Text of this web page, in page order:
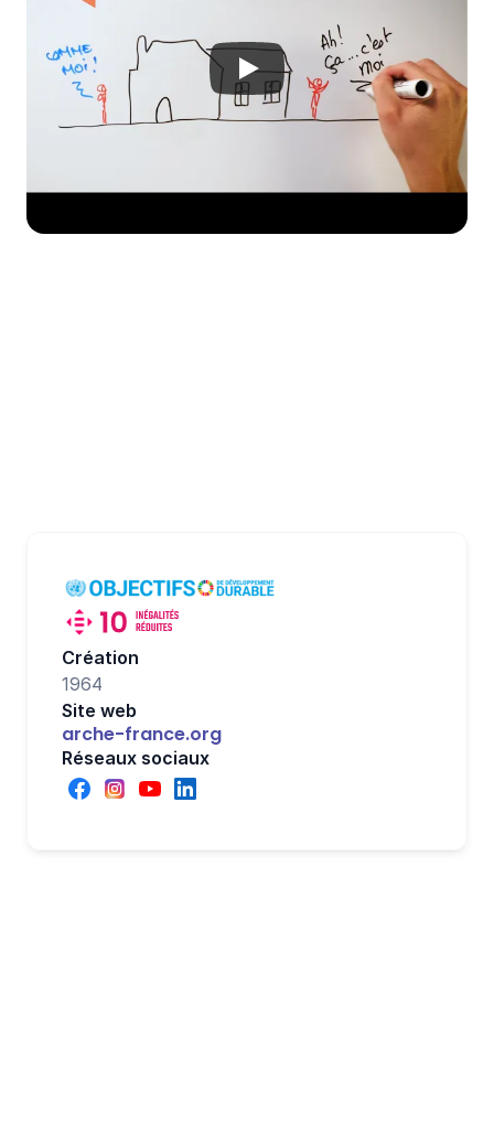
Création
1964
Site web
arche-france.org
Réseaux sociaux